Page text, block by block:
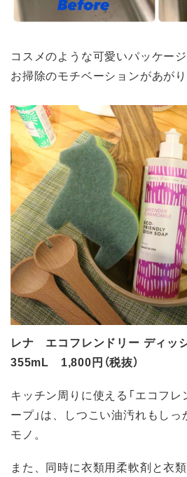
コスメのような可愛いパッケー
お掃除のモチベーションがあがり
レナ エコフレンドリー ディッ
355mL 1,800円（税抜）
キッチン周りに使える「エコフ
ープ」は、しつこい油汚れもし
モノ。
また、同時に衣類用柔軟剤と衣